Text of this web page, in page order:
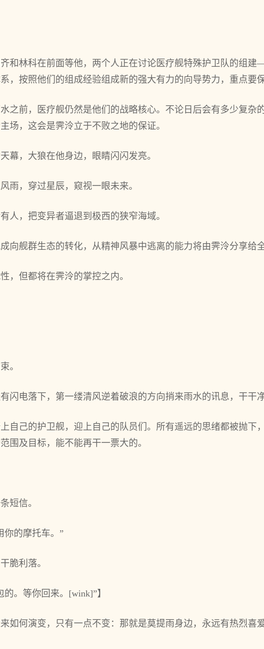
和林科在前面等他，两个人正在讨论医疗舰特殊护卫队的组
，按照他们的组成经验组成新的强大有力的向导势力，重点要
之前，医疗舰仍然是他们的战略核心。不论日后会有多少复杂
场，这会是霁泠立于不败之地的保证。
幕，大狼在他身边，眼睛闪闪发亮。
雨，穿过星辰，窥视一眼未来。
人，把变异者逼退到极西的狭窄海域。
向舰群生态的转化，从精神风暴中逃离的能力将由霁泠分享给全
，但都将在霁泠的掌控之内。
。
闪电落下，第一缕清风逆着破浪的方向捎来雨水的讯息，干干净
自己的护卫舰，迎上自己的队员们。所有遥远的思绪都被抛下
围及目标，能不能再干一票大的。
短信。
你的摩托车。”
脆利落。
的。等你回来。[wink]”】
如何演变，只有一点不变：那就是莫提雨身边，永远有热烈喜